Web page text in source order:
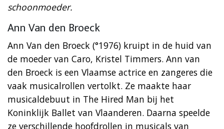
schoonmoeder.
Ann Van den Broeck
Ann Van den Broeck (°1976) kruipt in de huid van
de moeder van Caro, Kristel Timmers. Ann van
den Broeck is een Vlaamse actrice en zangeres die
vaak musicalrollen vertolkt. Ze maakte haar
musicaldebuut in The Hired Man bij het
Koninklijk Ballet van Vlaanderen. Daarna speelde
ze verschillende hoofdrollen in musicals van